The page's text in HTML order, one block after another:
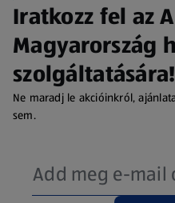
Iratkozz fel az
Magyarország
szolgáltatására!
Ne maradj le akcióinkról,
sem.